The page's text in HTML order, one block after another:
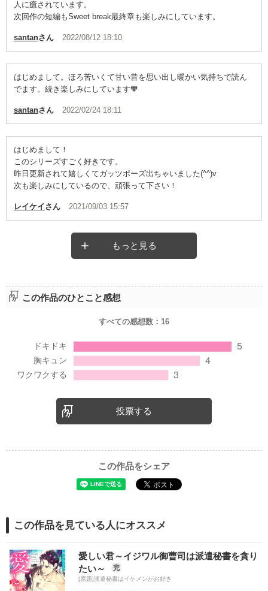
人に癒されています。
次回作の短編もSweet break最終章も楽しみにしています。
santanさん 2022/08/12 18:10
はじめまして。ほろ苦いくて甘い昔を思い出し暖かい気持ちで読ん
でます。続き楽しみにしています🧡
santanさん 2022/02/24 18:11
はじめまして！
このシリーズすごく好きです。
昨日更新されて嬉しくてガッツポーズ出ちゃいました(^^)v
次も楽しみにしているので、頑張って下さい！
レイケイさん 2021/09/03 15:57
もっと見る
この作品のひとこと感想
すべての感想数： 16
投票する
この作品をシェア
この作品を見ている人にオススメ
愛しい君～イジワル御曹司は派遣秘書を貪り
たい～
完
[原題]派遣秘書はイケメンがお好き